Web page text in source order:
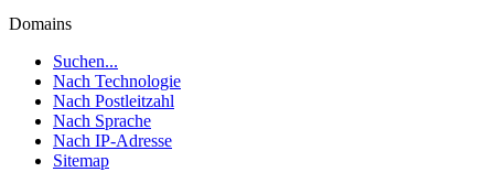
Domains
Suchen...
Nach Technologie
Nach Postleitzahl
Nach Sprache
Nach IP-Adresse
Sitemap